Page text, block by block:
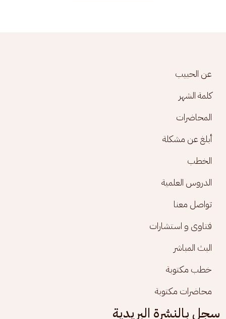
Footer menu
عن الحبيب
كلمة الشهر
المحاضرات
أبلغ عن مشكلة
الخطب
الدروس العلمية
تواصل معنا
فتاوى و استشارات
البث المباشر
خطب مكتوبة
محاضرات مكتوبة
سجل بالنشرة البريدية